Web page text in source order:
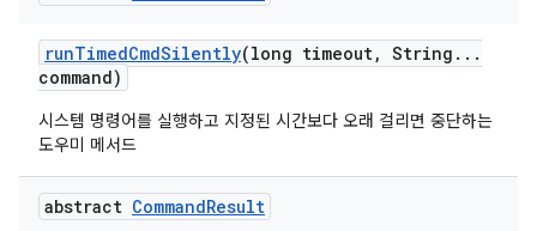
runTimedCmdSilently(long timeout, String . . .
command)
시스템 명령어를 실행하고 지정된 시간보다 오래 걸리면 중단하는
도우미 메서드
abstract CommandResult